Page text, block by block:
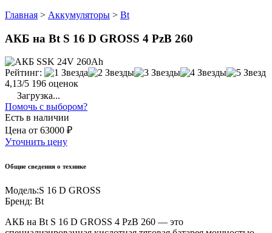
Главная > Аккумуляторы > Bt
АКБ на Bt S 16 D GROSS 4 PzB 260
Рейтинг:
4,13/5 196 оценок
Загрузка...
Помочь с выбором?
Есть в наличии
Цена от 63000 ₽
Уточнить цену
Общие сведения о технике
Модель:S 16 D GROSS
Бренд: Bt
АКБ на Bt S 16 D GROSS 4 PzB 260 — это